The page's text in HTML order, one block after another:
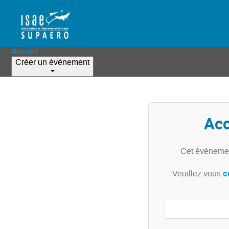
Accueil
Créer un événement
Cet
Veuillez vous